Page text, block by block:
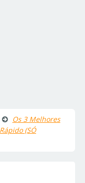
Os 3 Melhores
(SÓ